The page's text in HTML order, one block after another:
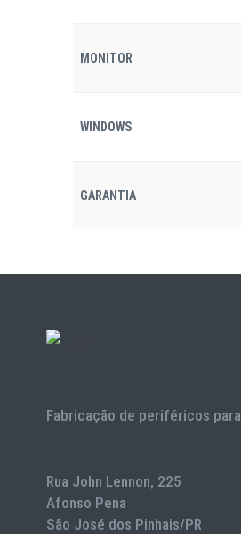
MONITOR
WINDOWS
GARANTIA
Fabricação de periféricos
Rua John Lennon, 225
Afonso Pena
São José dos Pinhais/PR